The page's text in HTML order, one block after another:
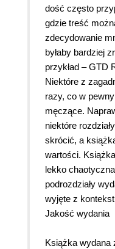
dość często
gdzie treść
zdecydowanie
byłaby bardziej
przykład – GTD
Niektóre z
razy, co w
męczące.
niektóre
skrócić, a
wartości.
lekko
podrozdziały
wyjęte z
Jakość wydania
Książka wydana